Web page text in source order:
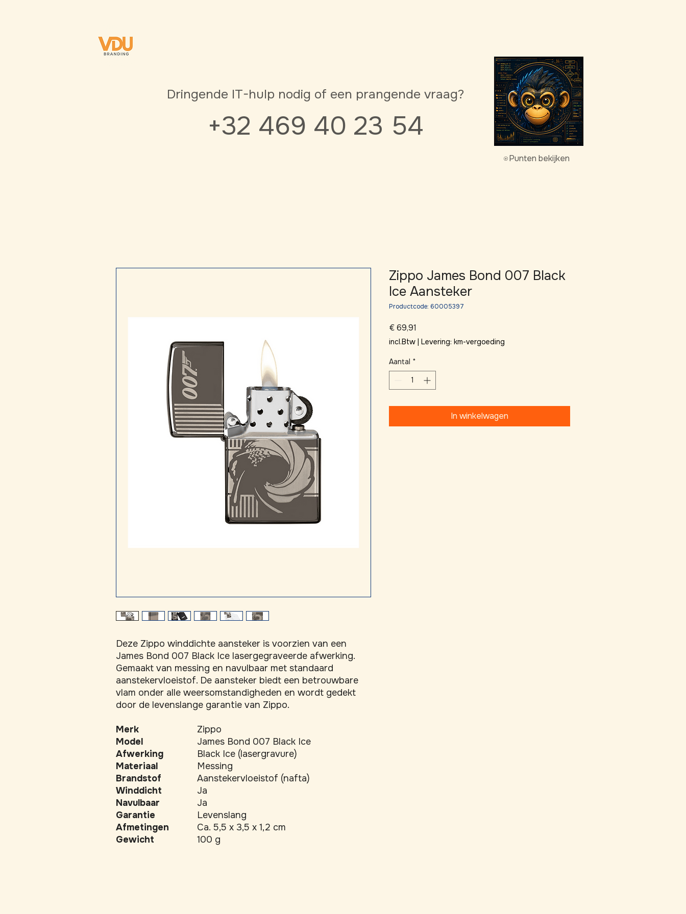
Dringende IT-hulp nodig of een prangende vraag?
+32 469 40 23 54
Punten bekijken
Deze Zippo winddichte aansteker is voorzien van een
James Bond 007 Black Ice lasergegraveerde afwerking.
Gemaakt van messing en navulbaar met standaard
aanstekervloeistof. De aansteker biedt een betrouwbare
vlam onder alle weersomstandigheden en wordt gedekt
door de levenslange garantie van Zippo.
Merk
Zippo
Model
James Bond 007 Black Ice
Afwerking
Black Ice (lasergravure)
Materiaal
Messing
Brandstof
Aanstekervloeistof (nafta)
Winddicht
Ja
Navulbaar
Ja
Garantie
Levenslang
Afmetingen
Ca. 5,5 x 3,5 x 1,2 cm
Gewicht
100 g
Zippo James Bond 007 Black
Ice Aansteker
Productcode: 60005397
€ 69,91
incl.Btw | Levering: km-vergoeding
Aantal *
In winkelwagen